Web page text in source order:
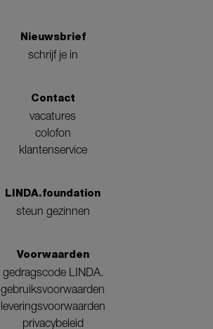
Nieuwsbrief
schrijf je in
Contact
vacatures
colofon
klantenservice
LINDA.foundation
steun gezinnen
Voorwaarden
gedragscode LINDA.
gebruiksvoorwaarden
leveringsvoorwaarden
privacybeleid